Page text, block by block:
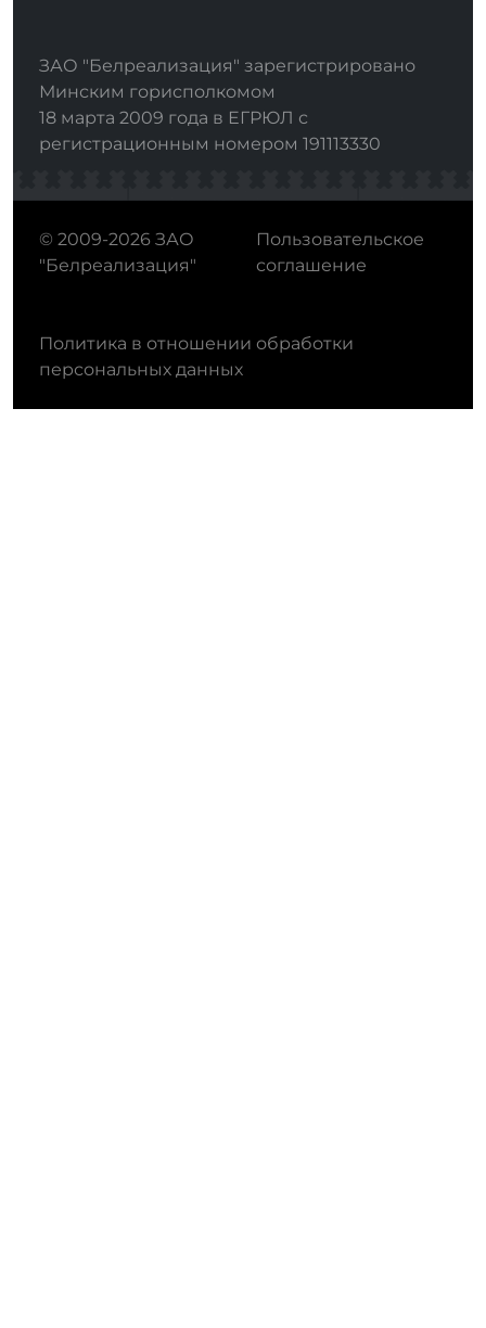
ЗАО "Белреализация" зарегистрировано
Минским горисполкомом
18 марта 2009 года в ЕГРЮЛ с
регистрационным номером 191113330
© 2009-2026 ЗАО
"Белреализация"
Пользовательское
соглашение
Политика в отношении обработки
персональных данных